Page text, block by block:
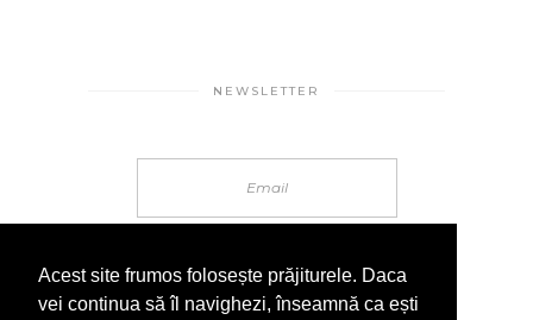
NEWSLETTER
Acest site frumos folosește prăjiturele. Daca
vei continua să îl navighezi, înseamnă ca ești